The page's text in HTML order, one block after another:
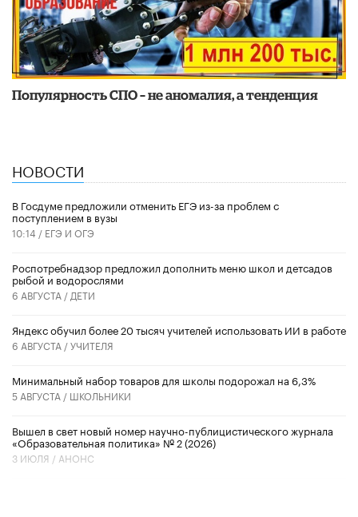
Популярность СПО – не аномалия, а тенденция
НОВОСТИ
В Госдуме предложили отменить ЕГЭ из-за проблем с
поступлением в вузы
10:14 / ЕГЭ И ОГЭ
Роспотребнадзор предложил дополнить меню школ и детсадов
рыбой и водорослями
6 АВГУСТА / ДЕТИ
​Яндекс обучил более 20 тысяч учителей использовать ИИ в работе
6 АВГУСТА /УЧИТЕЛЯ
Минимальный набор товаров для школы подорожал на 6,3%
5 АВГУСТА / ШКОЛЬНИКИ
Вышел в свет новый номер научно-публицистического журнала
«Образовательная политика» № 2 (2026)
3 ИЮЛЯ / АНОНС